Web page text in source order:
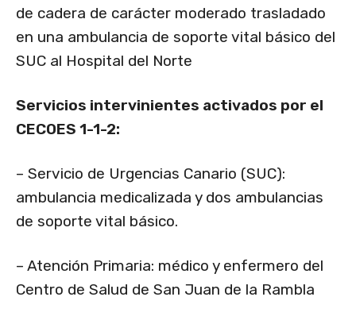
de cadera de carácter moderado trasladado
en una ambulancia de soporte vital básico del
SUC al Hospital del Norte
Servicios intervinientes activados por el
CECOES 1-1-2:
– Servicio de Urgencias Canario (SUC):
ambulancia medicalizada y dos ambulancias
de soporte vital básico.
– Atención Primaria: médico y enfermero del
Centro de Salud de San Juan de la Rambla